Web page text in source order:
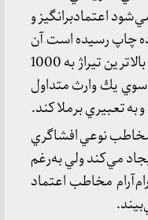
اعتمادبرانگيز و
چاپ رسيده است آن
هم در زمانه‌اي كه تيراژ كتاب‌ها در بالاترين تيراژ به 1000
يك وارث متداول
تعبيري برملا كند.
مخاطب نوعي افشاگري
مي‌كند ولي به‌رغم
مخاطب اعتماد